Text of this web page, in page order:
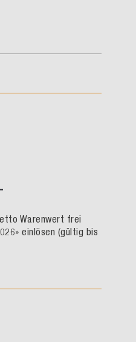
Warenwert frei
einlösen (gültig bis